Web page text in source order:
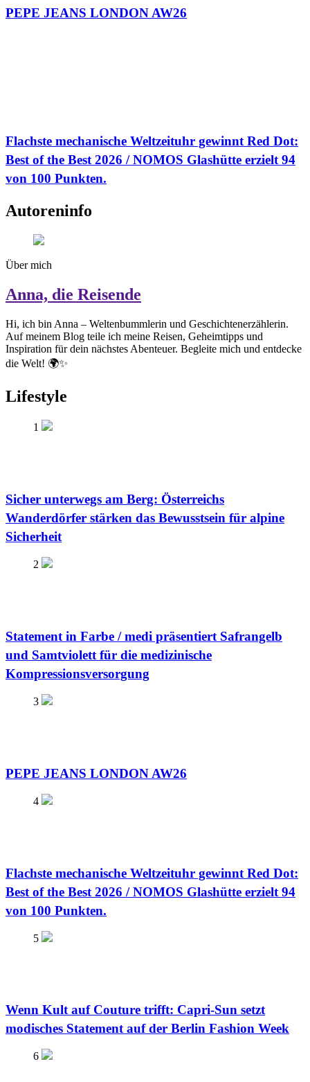
PEPE JEANS LONDON AW26
Flachste mechanische Weltzeituhr gewinnt Red Dot:
Best of the Best 2026 / NOMOS Glashütte erzielt 94
von 100 Punkten.
Autoreninfo
Über mich
Anna, die Reisende
Hi, ich bin Anna – Weltenbummlerin und Geschichtenerzählerin.
Auf meinem Blog teile ich meine Reisen, Geheimtipps und
Inspiration für dein nächstes Abenteuer. Begleite mich und entdecke
die Welt! 🌍✨
Lifestyle
1
Sicher unterwegs am Berg: Österreichs
Wanderdörfer stärken das Bewusstsein für alpine
Sicherheit
2
Statement in Farbe / medi präsentiert Safrangelb
und Samtviolett für die medizinische
Kompressionsversorgung
3
PEPE JEANS LONDON AW26
4
Flachste mechanische Weltzeituhr gewinnt Red Dot:
Best of the Best 2026 / NOMOS Glashütte erzielt 94
von 100 Punkten.
5
Wenn Kult auf Couture trifft: Capri-Sun setzt
modisches Statement auf der Berlin Fashion Week
6